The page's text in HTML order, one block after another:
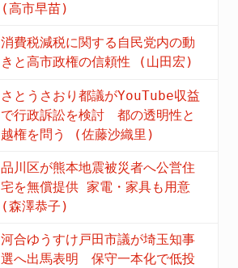
(高市早苗)
消費税減税に関する自民党内の動
きと高市政権の信頼性 (山田宏)
さとうさおり都議がYouTube収益
で行政訴訟を検討 都の透明性と
越権を問う (佐藤沙織里)
品川区が熊本地震被災者へ公営住
宅を無償提供 家電・家具も用意
(森澤恭子)
河合ゆうすけ戸田市議が埼玉知事
選へ出馬表明 保守一本化で低投